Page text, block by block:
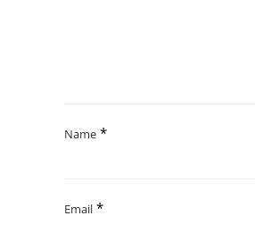
Name *
Email *